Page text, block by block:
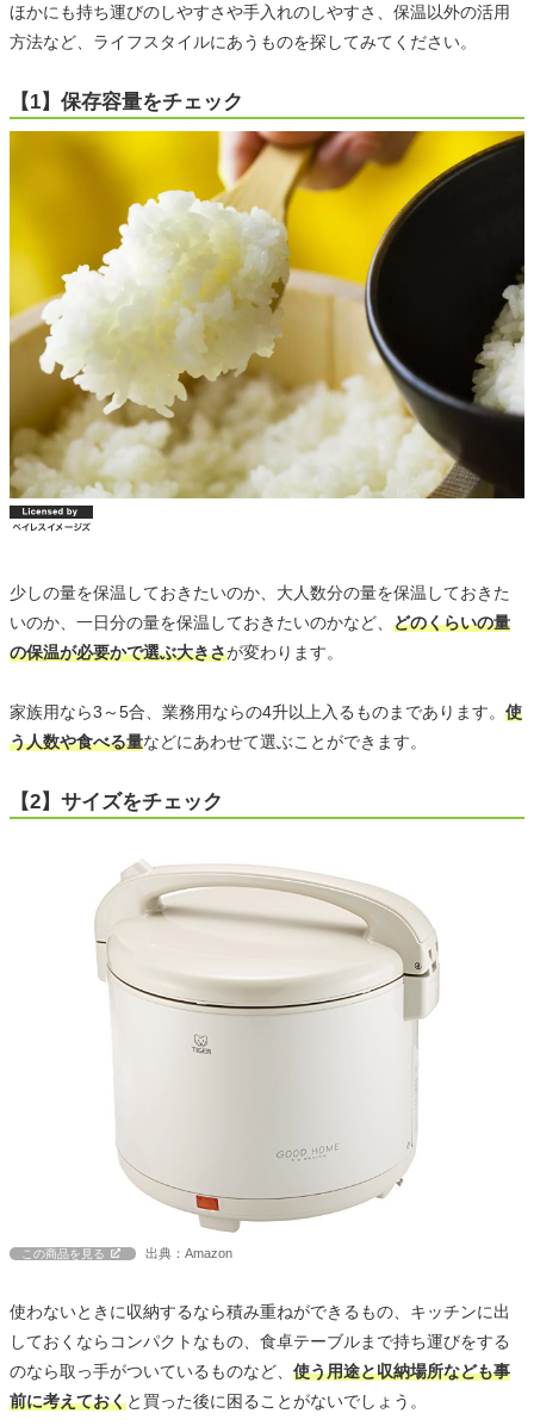
ほかにも持ち運びのしやすさや手入れのしやすさ、保温以外の活用
方法など、ライフスタイルにあうものを探してみてください。
【1】保存容量をチェック
少しの量を保温しておきたいのか、大人数分の量を保温しておきた
いのか、一日分の量を保温しておきたいのかなど、 どのくらいの量
の保温が必要かで選ぶ大きさが変わります。
家族用なら3～5合、業務用ならの4升以上入るものまであります。 使
う人数や食べる量などにあわせて選ぶことができます。
【2】サイズをチェック
この商品を見る 出典：Amazon
使わないときに収納するなら積み重ねができるもの、キッチンに出
しておくならコンパクトなもの、食卓テーブルまで持ち運びをする
のなら取っ手がついているものなど、 使う用途と収納場所なども事
前に考えておくと買った後に困ることがないでしょう。